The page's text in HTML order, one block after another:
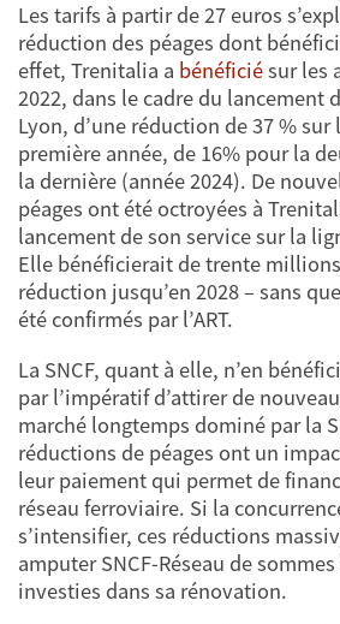
Les tarifs à partir de 27 euros
réduction des péages dont
effet, Trenitalia a bénéficiésur les
2022, dans le cadre du lancement
Lyon, d’une réduction de 37 % sur
première année, de 16% pour la
la dernière (année 2024). De
péages ont été octroyées à
lancement de son service sur la
Elle bénéficierait de trente millions
réduction jusqu’en 2028 – sans
été confirmés par l’ART.
La SNCF, quant à elle, n’en
par l’impératif d’attirer de
marché longtemps dominé par la
réductions de péages ont un
leur paiement qui permet de
réseau ferroviaire. Si la
s’intensifier, ces réductions
amputer SNCF-Réseau de
investies dans sa rénovation.